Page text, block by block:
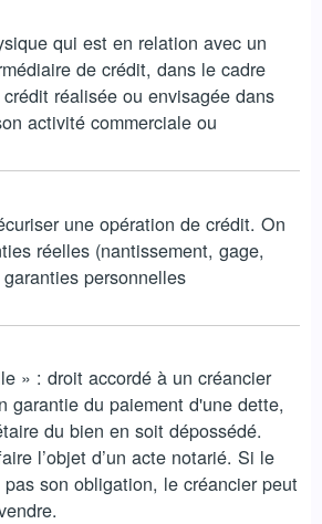
qui est en relation avec un
de crédit, dans le cadre
réalisée ou envisagée dans
activité commerciale ou
une opération de crédit. On
réelles (nantissement, gage,
personnelles
» : droit accordé à un créancier
garantie du paiement d'une dette,
du bien en soit dépossédé.
l’objet d’un acte notarié. Si le
son obligation, le créancier peut